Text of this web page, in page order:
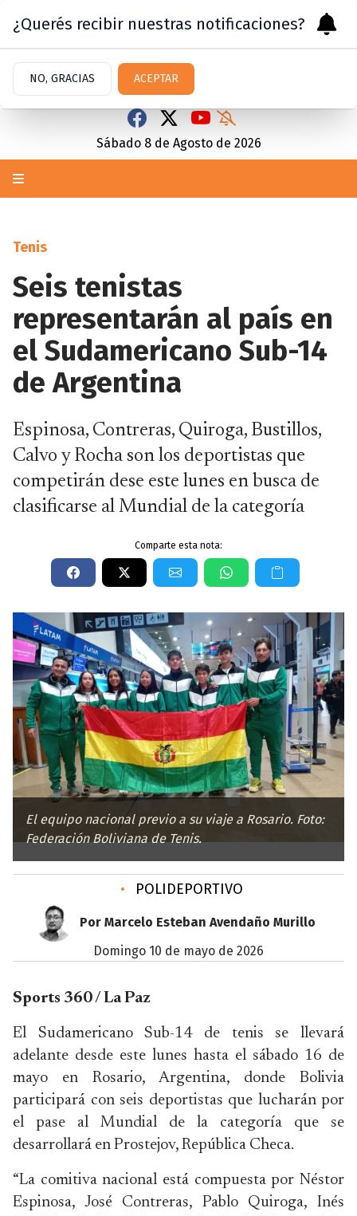
Sábado 8 de Agosto de 2026
Tenis
Seis tenistas
representarán al país en
el Sudamericano Sub-14
de Argentina
Espinosa, Contreras, Quiroga, Bustillos,
Calvo y Rocha son los deportistas que
competirán dese este lunes en busca de
clasificarse al Mundial de la categoría
Comparte esta nota:
El equipo nacional previo a su viaje a Rosario. Foto:
Federación Boliviana de Tenis.
• POLIDEPORTIVO
Por Marcelo Esteban Avendaño Murillo
domingo 10 de mayo de 2026
Sports 360 / La Paz
El Sudamericano Sub-14 de tenis se llevará
adelante desde este lunes hasta el sábado 16 de
mayo en Rosario, Argentina, donde Bolivia
participará con seis deportistas que lucharán por
el pase al Mundial de la categoría que se
desarrollará en Prostejov, República Checa.
“La comitiva nacional está compuesta por Néstor
Espinosa, José Contreras, Pablo Quiroga, Inés
¿Querés recibir nuestras notificaciones?
NO, GRACIAS ACEPTAR